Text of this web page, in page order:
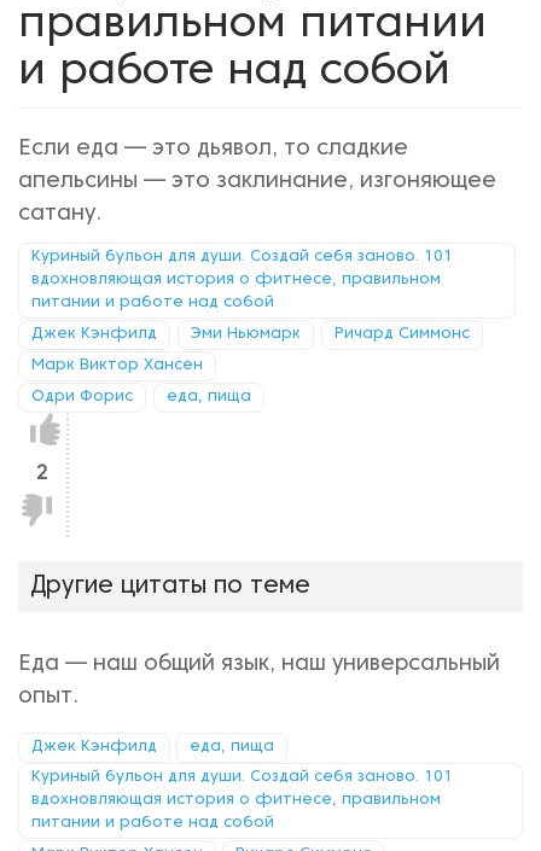
правильном питании
и работе над собой
Если еда — это дьявол, то сладкие
апельсины — это заклинание, изгоняющее
сатану.
Куриный бульон для души. Создай себя заново. 101
вдохновляющая история о фитнесе, правильном
питании и работе над собой
Джек Кэнфилд Эми Ньюмарк Ричард Симмонс
Марк Виктор Хансен
Одри Форис еда, пища
Нравится!
2
Не
нравится!
Другие цитаты по теме
Еда — наш общий язык, наш универсальный
опыт.
Джек Кэнфилд еда, пища
Куриный бульон для души. Создай себя заново. 101
вдохновляющая история о фитнесе, правильном
питании и работе над собой